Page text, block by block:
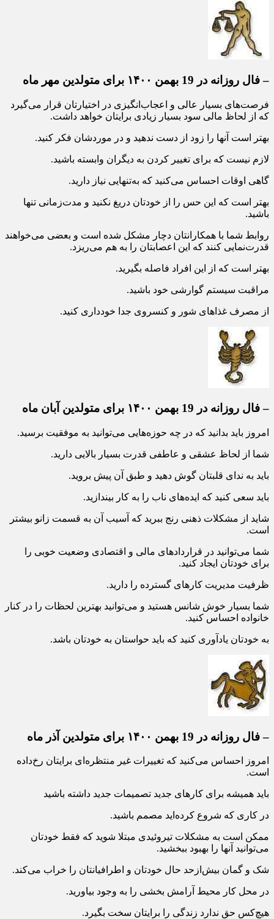
– فال روزانه در 19 بهمن ۱۴۰۰ برای متولدین مهر ماه
فرصت‌های بسیار عالی و اعجاب‌انگیزی در اختیارتان قرار می‌گیرد
که از لحاظ مالی سود بسیار زیادی برایتان خواهد داشت.
بهتر است آنها را زود از دست ندهید و در موردشان فکر کنید.
لازم نیست که برای تغییر کردن به دیگران وابسته باشید.
گاهی اوقات احساس می‌کنید که به‌تنهایی نیاز دارید.
بهتر است که این حس را از خودتان دریغ نکنید و مدت‌زمانی تنها
باشید.
روابط شما با همکارانتان دچار مشکل شده است و بعضی می‌خواهند
قدرت‌نمایی کنند که این اعصابتان را به هم می‌ریزد.
بهتر است که از این افراد فاصله بگیرید.
مراقبت سیستم گوارشی خود باشید.
از مصرف غذاهای شور و کنسروی جدا خودداری کنید.
– فال روزانه در 19 بهمن ۱۴۰۰ برای متولدین آبان ماه
امروز باید بدانید که در چه حوزه‌هایی می‌توانید به موفقیت برسید.
شما از لحاظ عشقی و عاطفی قدرت بسیار بالایی دارید.
باید به ندای قلبتان گوش دهید و طبق آن پیش بروید.
باید سعی کنید که ایده‌های ناب را به کار بیندازید.
شاید از مشکلات ذهنی رنج ببرید که آسیب آن به قسمت زانو بیشتر
است.
شما می‌توانید در قراردادهای مالی و اقتصادی وضعیت خوبی را
برای خودتان ایجاد کنید.
ظرفیت مدیریت کارهای گسترده را دارید.
شما بسیار خوش شانس هستید و می‌توانید بهترین لحظات را در کنار
خانواده احساس کنید.
به خودتان یادآوری کنید که باید حواستان به خودتان باشد.
– فال روزانه در 19 بهمن ۱۴۰۰ برای متولدین آذر ماه
امروز احساس می‌کنید که تغییرات غیر منتظره‌ای برایتان رخ‌داده
است.
باید همیشه برای کارهای جدید تصمیمات جدید داشته باشید
در کاری که شروع کرده‌اید مصمم باشید.
ممکن است به مشکلات تیروئیدی مبتلا شوید که فقط خودتان
می‌توانید آنها را بهبود ببخشید.
شک و گمان بیش‌ازحد حال خودتان و اطرافیانتان را خراب می‌کند.
در محل کار محیط آرامش بخشی را به وجود بیاورید.
هیچ‌کس حق ندارد زندگی را برایتان سخت بگیرد.